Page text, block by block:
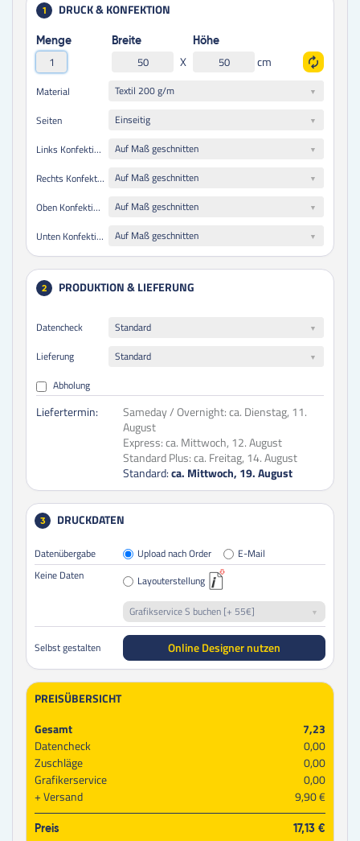
1 DRUCK & KONFEKTION
Menge Breite
X
Höhe
cm
Material
Textil 200 g/m
Seiten
Einseitig
Links Konfektionierung
Auf Maß geschnitten
Rechts Konfektionierung
Auf Maß geschnitten
Oben Konfektionierung
Auf Maß geschnitten
Unten Konfektionierung
Auf Maß geschnitten
2 PRODUKTION & LIEFERUNG
Datencheck
Standard
Lieferung
Standard
Abholung
Liefertermin: Sameday / Overnight:ca. Dienstag, 11.
August
Express:ca. Mittwoch, 12. August
Standard Plus:ca. Freitag, 14. August
Standard:ca. Mittwoch, 19. August
3 DRUCKDATEN
Datenübergabe Upload nach Order
E-Mail
Keine Daten
Layouterstellung
Grafikservice S buchen [+ 55€]
Selbst gestalten Online Designer nutzen
PREISÜBERSICHT
Gesamt
7,23
Datencheck
0,00
Zuschläge
0,00
Grafikerservice
0,00
Versand
9,90 €
Preis 17,13 €